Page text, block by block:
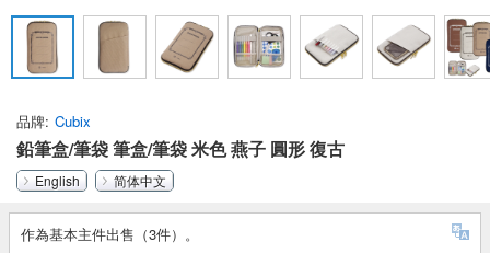
品牌 Cubix
鉛筆盒/筆袋 筆盒/筆袋 米色 燕子 圓形 復古
English 简体中文
作為基本主件出售（3件）。